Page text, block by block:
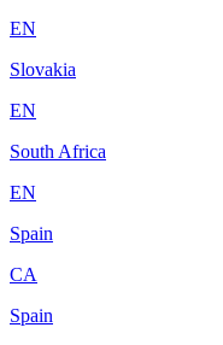
EN
Slovakia
EN
South Africa
EN
Spain
CA
Spain